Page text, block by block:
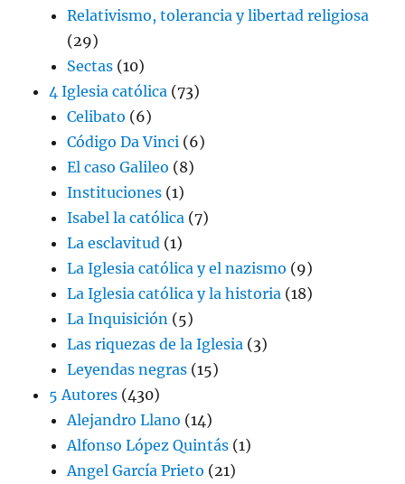
Relativismo, tolerancia y libertad religiosa
(29)
Sectas (10)
4 Iglesia católica (73)
Celibato (6)
Código Da Vinci (6)
El caso Galileo (8)
Instituciones (1)
Isabel la católica (7)
La esclavitud (1)
La Iglesia católica y el nazismo (9)
La Iglesia católica y la historia (18)
La Inquisición (5)
Las riquezas de la Iglesia (3)
Leyendas negras (15)
5 Autores (430)
Alejandro Llano (14)
Alfonso López Quintás (1)
Angel García Prieto (21)